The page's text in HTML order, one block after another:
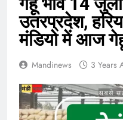
उतरप्रदेश,
मंडियो में आज
Mandinews 3 Years